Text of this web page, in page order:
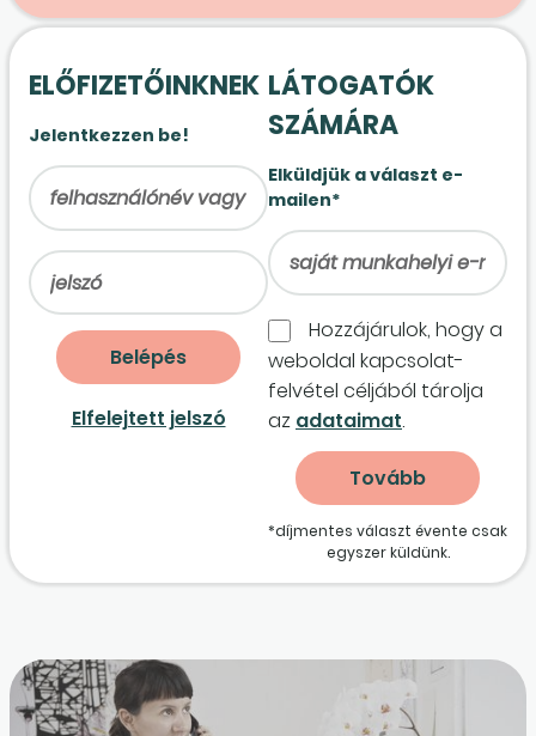
ELŐFIZETŐINKNEK
Jelentkezzen be!
Elfelejtett jelszó
LÁTOGATÓK
SZÁMÁRA
Elküldjük a választ e-
mailen*
Hozzájárulok, hogy a
weboldal kapcso­lat­
felvétel céljából tárolja
az adataimat.
*díjmentes választ évente csak
egyszer küldünk.